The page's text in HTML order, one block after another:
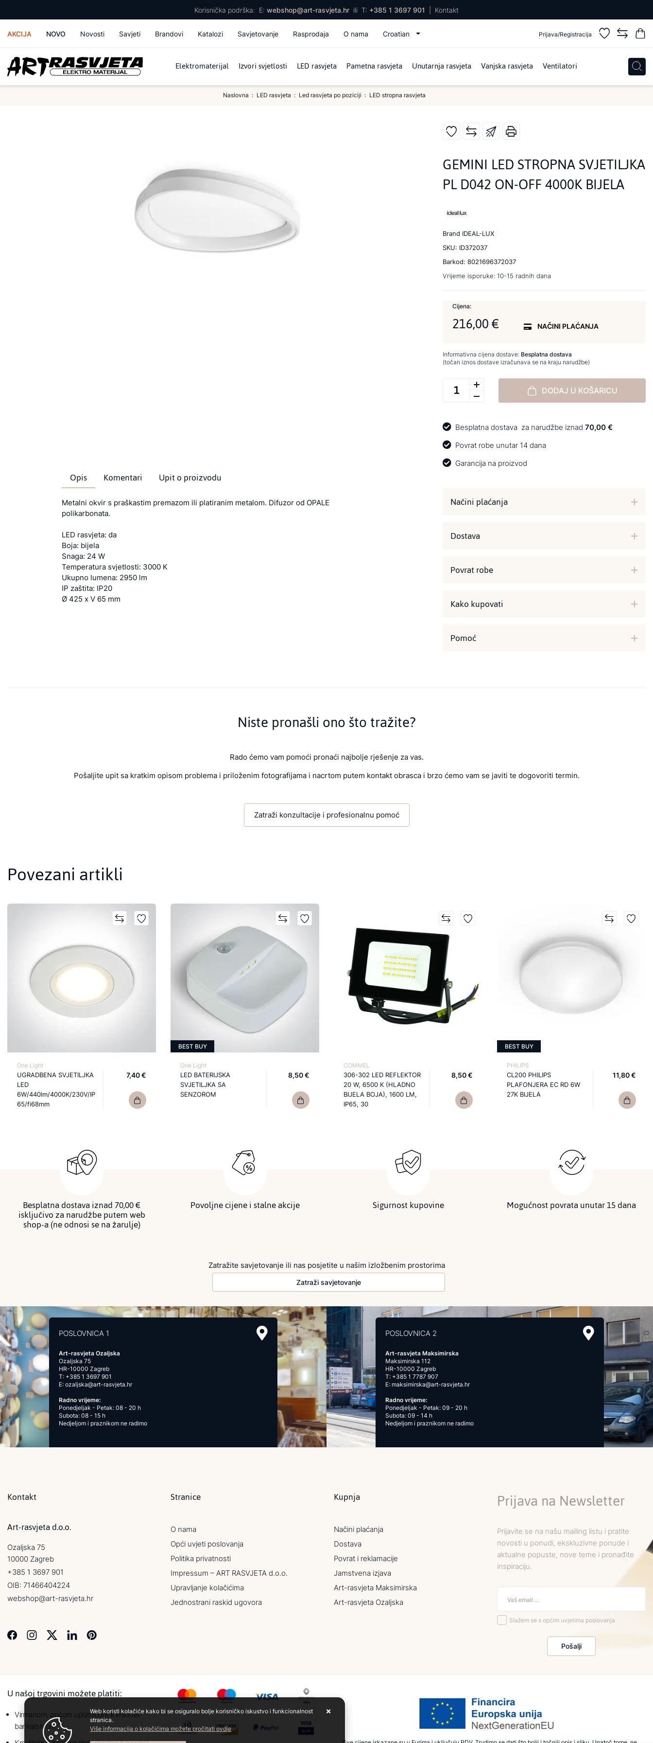
Korisnička podrška: E: webshop@art-rasvjeta.hr ili T: +385 1 3697 901 Kontakt
AKCIJA NOVO Novosti Savjeti Brandovi Katalozi Savjetovanje Rasprodaja O nama Croatian Prijava/Registracija
Elektromaterijal Izvori svjetlosti LED rasvjeta Pametna rasvjeta Unutarnja rasvjeta Vanjska rasvjeta Ventilatori
Naslovna LED rasvjeta Led rasvjeta po poziciji LED stropna rasvjeta
Opis Komentari Upit o proizvodu
Metalni okvir s praškastim premazom ili platiranim metalom. Difuzor od OPALE
polikarbonata.
LED rasvjeta: da
Boja: bijela
Snaga: 24 W
Temperatura svjetlosti: 3000 K
Ukupno lumena: 2950 lm
IP zaštita: IP20
Ø 425 x V 65 mm
GEMINI LED STROPNA SVJETILJKA
PL D042 ON-OFF 4000K BIJELA
Brand IDEAL-LUX
SKU: ID372037
Barkod: 8021696372037
Vrijeme isporuke: 10-15 radnih dana
Cijena:
216,00 € NAČINI PLAĆANJA
Informativna cijena dostave: Besplatna dostava
(točan iznos dostave izračunava se na kraju narudžbe)
DODAJ U KOŠARICU
Besplatna dostava za narudžbe iznad 70,00 €
Povrat robe unutar 14 dana
Garancija na proizvod
Načini plaćanja
Dostava
Povrat robe
Kako kupovati
Pomoć
Niste pronašli ono što tražite?
Rado ćemo vam pomoći pronaći najbolje rješenje za vas.
Pošaljite upit sa kratkim opisom problema i priloženim fotografijama i nacrtom putem kontakt obrasca i brzo ćemo vam se javiti te dogovoriti termin.
Zatraži konzultacije i profesionalnu pomoć
Povezani artikli
One Light
UGRADBENA SVJETILJKA
LED
6W/440lm/4000K/230V/IP
65/fi68mm
7,40 €
BEST BUY
One Light
LED BATERIJSKA
SVJETILJKA SA
SENZOROM
8,50 €
COMMEL
306-302 LED REFLEKTOR
20 W, 6500 K (HLADNO
BIJELA BOJA), 1600 LM,
IP65, 30
8,50 €
BEST BUY
PHILIPS
CL200 PHILIPS
PLAFONJERA EC RD 6W
27K BIJELA
11,80 €
Besplatna dostava iznad 70,00 €
isključivo za narudžbe putem web
shop-a (ne odnosi se na žarulje)
Povoljne cijene i stalne akcije Sigurnost kupovine Mogućnost povrata unutar 15 dana
Zatražite savjetovanje ili nas posjetite u našim izložbenim prostorima
Zatraži savjetovanje
POSLOVNICA 1
Art-rasvjeta Ozaljska
Ozaljska 75
HR-10000 Zagreb
T: +385 1 3697 901
E: ozaljska@art-rasvjeta.hr
Radno vrijeme:
Ponedjeljak - Petak: 08 - 20 h
Subota: 08 - 15 h
Nedjeljom i praznikom ne radimo
POSLOVNICA 2
Art-rasvjeta Maksimirska
Maksimirska 112
HR-10000 Zagreb
T: +385 1 7787 907
E: maksimirska@art-rasvjeta.hr
Radno vrijeme:
Ponedjeljak - Petak: 09 - 20 h
Subota: 09 - 14 h
Nedjeljom i praznikom ne radimo
Kontakt
Art-rasvjeta d.o.o.
Ozaljska 75
10000 Zagreb
+385 1 3697 901
OIB: 71466404224
webshop@art-rasvjeta.hr
Stranice
O nama
Opći uvjeti poslovanja
Politika privatnosti
Impressum – ART RASVJETA d.o.o.
Upravljanje kolačićima
Jednostrani raskid ugovora
Kupnja
Načini plaćanja
Dostava
Povrat i reklamacije
Jamstvena izjava
Art-rasvjeta Maksimirska
Art-rasvjeta Ozaljska
Prijava na Newsletter
Prijavite se na našu mailing listu i pratite
novosti u ponudi, ekskluzivne ponude i
aktualne popuste, nove teme i pronađite
inspiraciju.
Slažem se s općim uvjetima poslovanja
Pošalji
U našoj trgovini možete platiti:
Virmanom, općom uplatnicom ili internet
bankarstvom
Web koristi kolačiće kako bi se osiguralo bolje korisničko iskustvo i funkcionalnost
stranica.
Više informacija o kolačićima možete pročitati ovdje